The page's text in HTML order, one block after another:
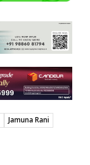
Jamuna Rani